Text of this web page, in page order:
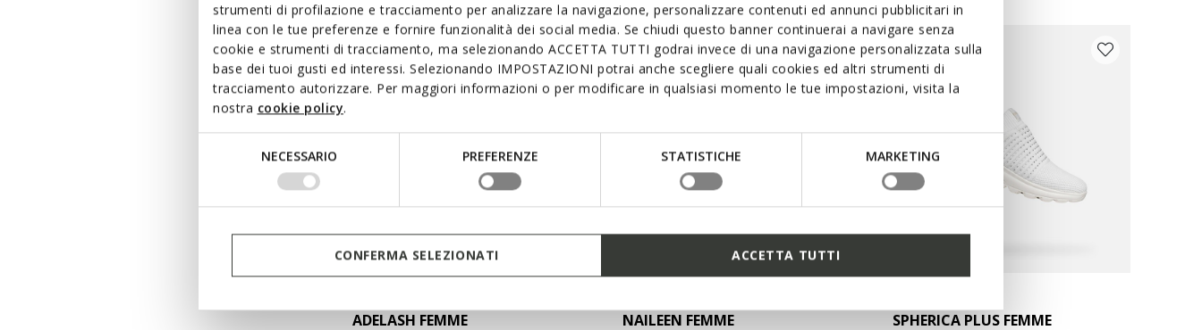
strumenti di profilazione e tracciamento per analizzare la navigazione, personalizzare contenuti ed annunci pubblicitari in
linea con le tue preferenze e fornire funzionalità dei social media. Se chiudi questo banner continuerai a navigare senza
cookie e strumenti di tracciamento, ma selezionando ACCETTA TUTTI godrai invece di una navigazione personalizzata sulla
base dei tuoi gusti ed interessi. Selezionando IMPOSTAZIONI potrai anche scegliere quali cookies ed altri strumenti di
tracciamento autorizzare. Per maggiori informazioni o per modificare in qualsiasi momento le tue impostazioni, visita la
nostra cookie policy.
NECESSARIO PREFERENZE STATISTICHE MARKETING
CONFERMA SELEZIONATI ACCETTA TUTTI
ADELASH FEMME NAILEEN FEMME SPHERICA PLUS FEMME